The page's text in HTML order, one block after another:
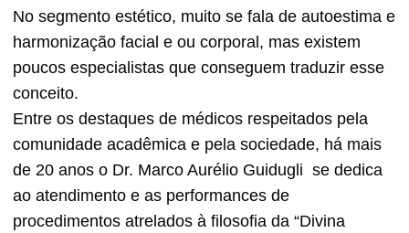
No segmento estético, muito se fala de autoestima e
harmonização facial e ou corporal, mas existem
poucos especialistas que conseguem traduzir esse
conceito.
Entre os destaques de médicos respeitados pela
comunidade acadêmica e pela sociedade, há mais
de 20 anos o Dr. Marco Aurélio Guidugli se dedica
ao atendimento e as performances de
procedimentos atrelados à filosofia da “Divina